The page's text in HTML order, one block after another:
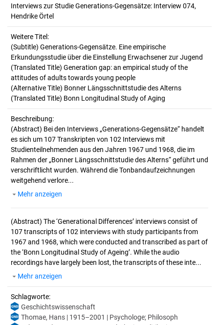
Interviews zur Studie Generations-Gegensätze: Interview 074,
Hendrike Örtel
Weitere Titel:
(Subtitle) Generations-Gegensätze. Eine empirische
Erkundungsstudie über die Einstellung Erwachsener zur Jugend
(Translated Title) Generation gap: an empirical study of the
attitudes of adults towards young people
(Alternative Title) Bonner Längsschnittstudie des Alterns
(Translated Title) Bonn Longitudinal Study of Aging
Beschreibung:
(Abstract) Bei den Interviews „Generations-Gegensätze“ handelt
es sich um 107 Transkripten von 102 Interviews mit
Studienteilnehmenden aus den Jahren 1967 und 1968, die im
Rahmen der „Bonner Längsschnittstudie des Alterns“ geführt und
verschriftlicht wurden. Während die Tonbandaufzeichnungen
weitgehend verlore...
Mehr anzeigen
(Abstract) The ‘Generational Differences’ interviews consist of
107 transcripts of 102 interviews with study participants from
1967 and 1968, which were conducted and transcribed as part of
the ‘Bonn Longitudinal Study of Ageing’. While the audio
recordings have largely been lost, the transcripts of these inte...
Mehr anzeigen
Schlagworte:
Geschichtswissenschaft
Thomae, Hans | 1915–2001 | Psychologe; Philosoph